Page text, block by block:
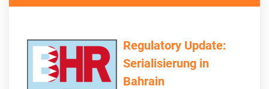
Regulatory Update:
Serialisierung in
Bahrain